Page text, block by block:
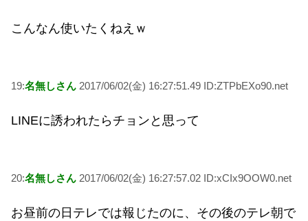
こんなん使いたくねえｗ
19:名無しさん 2017/06/02(金) 16:27:51.49 ID:ZTPbEXo90.net
LINEに誘われたらチョンと思って
20:名無しさん 2017/06/02(金) 16:27:57.02 ID:xCIx9OOW0.net
お昼前の日テレでは報じたのに、その後のテレ朝で